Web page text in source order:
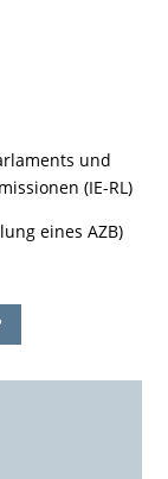
und
(IE-RL)
eines AZB)